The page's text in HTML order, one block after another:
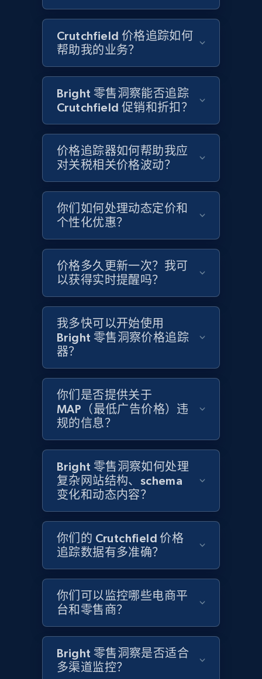
立即开始
Home Depot US
URL, Domain, Country code, Model number,
2.1K+ 355+ 立即开始
Home Depot US - Gather data on products
using specified keywords
URL, Domain, Country code, Model number,
Sku, Product id, Product name, Manufacturer,
and more.
Home Depot US - Discover products by
specified URL
URL, Domain, Country code, Model number,
Sku, Product id, Product name, Manufacturer,
and more.
355+
Home Depot US - Discover products by
specified UPC
URL, Domain, Country code, Model number,
Sku, Product id, Product name, Manufacturer,
2.1K+ 355+ 立即开始
Home Depot US - Discovery products by
Crutchfield 价格追踪如何
帮助我的业务？
Bright 零售洞察能否追踪
Crutchfield 促销和折扣？
价格追踪器如何帮助我应
对关税相关价格波动？
你们如何处理动态定价和
个性化优惠？
价格多久更新一次？我可
以获得实时提醒吗？
我多快可以开始使用
Bright 零售洞察价格追踪
器？
你们是否提供关于
MAP（最低广告价格）违
规的信息？
Bright 零售洞察如何处理
复杂网站结构、schema
变化和动态内容？
你们的 Crutchfield 价格
追踪数据有多准确？
你们可以监控哪些电商平
台和零售商？
Bright 零售洞察是否适合
多渠道监控？